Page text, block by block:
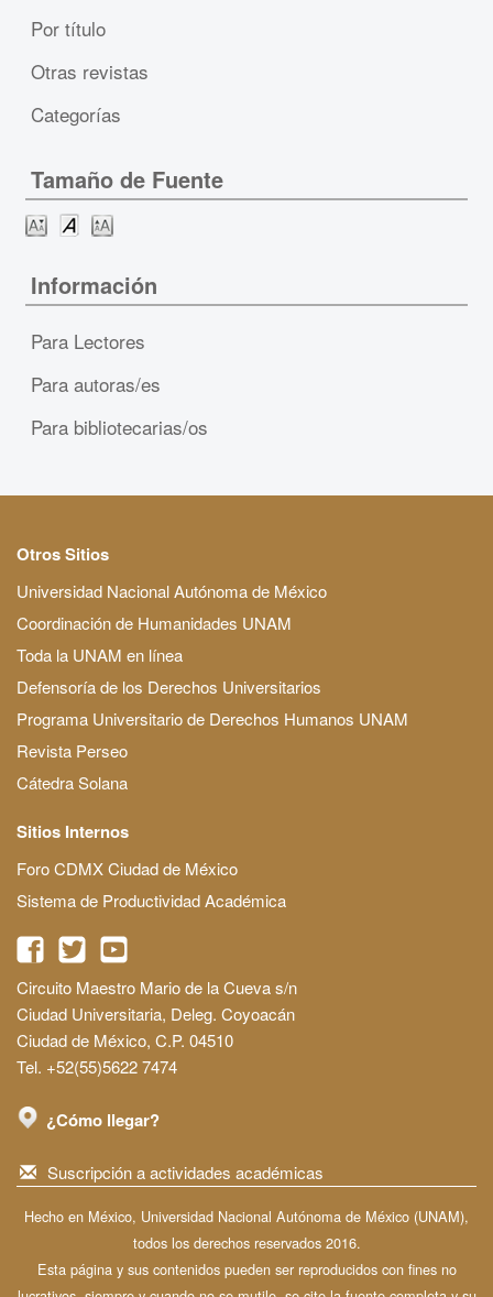
Por título
Otras revistas
Categorías
Tamaño de Fuente
Información
Para Lectores
Para autoras/es
Para bibliotecarias/os
Otros Sitios
Universidad Nacional Autónoma de México
Coordinación de Humanidades UNAM
Toda la UNAM en línea
Defensoría de los Derechos Universitarios
Programa Universitario de Derechos Humanos UNAM
Revista Perseo
Cátedra Solana
Sitios Internos
Foro CDMX Ciudad de México
Sistema de Productividad Académica
Circuito Maestro Mario de la Cueva s/n
Ciudad Universitaria, Deleg. Coyoacán
Ciudad de México, C.P. 04510
Tel. +52(55)5622 7474
¿Cómo llegar?
Suscripción a actividades académicas
Hecho en México, Universidad Nacional Autónoma de México (UNAM),
todos los derechos reservados 2016.
Esta página y sus contenidos pueden ser reproducidos con fines no